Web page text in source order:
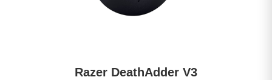
Razer DeathAdder V3